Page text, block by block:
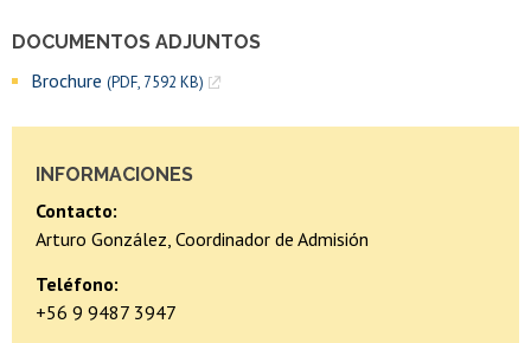
DOCUMENTOS ADJUNTOS
Brochure (PDF, 7592 KB)
INFORMACIONES
Contacto:
Arturo González, Coordinador de Admisión
Teléfono:
+56 9 9487 3947